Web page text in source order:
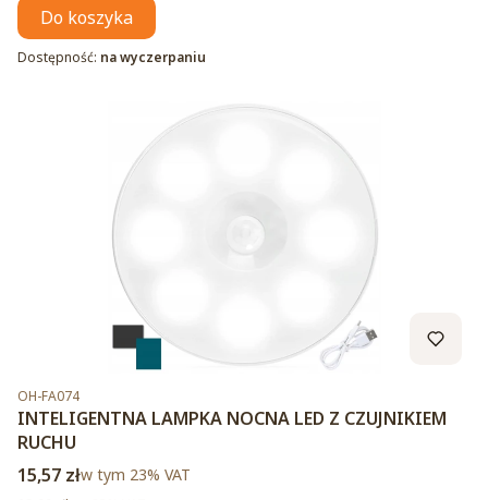
Do koszyka
Dostępność: na wyczerpaniu
Kod produktu
OH-FA074
INTELIGENTNA LAMPKA NOCNA LED Z CZUJNIKIEM
RUCHU
Cena brutto
15,57 złw tym %s VAT
w tym 23% VAT